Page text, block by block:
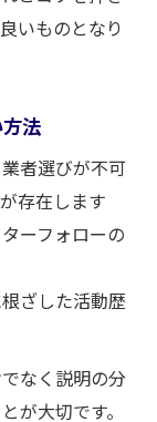
いものとなり
法
者選びが不可
存在します
ーフォローの
ざした活動歴
なく説明の分
が大切です。